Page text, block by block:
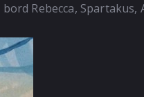
Rebecca,